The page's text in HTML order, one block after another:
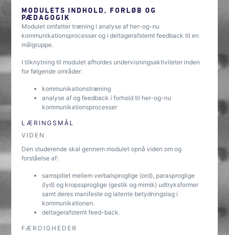
MODULETS INDHOLD, FORLØB OG
PÆDAGOGIK
Modulet omfatter træning i analyse af her-og-nu
kommunikationsprocesser og i deltagerafstemt feedback til en
målgruppe.
I tilknytning til modulet afholdes undervisningsaktiviteter inden
for følgende områder:
kommunikationstræning
analyse af og feedback i forhold til her-og-nu
kommunikationsprocesser
LÆRINGSMÅL
VIDEN
Den studerende skal gennem modulet opnå viden om og
forståelse af:
samspillet mellem verbalsproglige (ord), parasproglige
(lyd) og kropssproglige (gestik og mimik) udtryksformer
samt deres manifeste og latente betydningslag i
kommunikationen.
deltagerafstemt feed-back.
FÆRDIGHEDER